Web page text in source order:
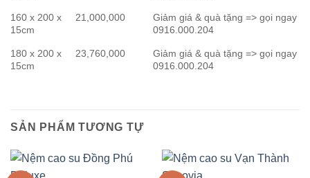
160 x 200 x
15cm
21,000,000
Giảm giá & quà tặng => gọi ngay
0916.000.204
180 x 200 x
15cm
23,760,000
Giảm giá & quà tặng => gọi ngay
0916.000.204
SẢN PHẨM TƯƠNG TỰ